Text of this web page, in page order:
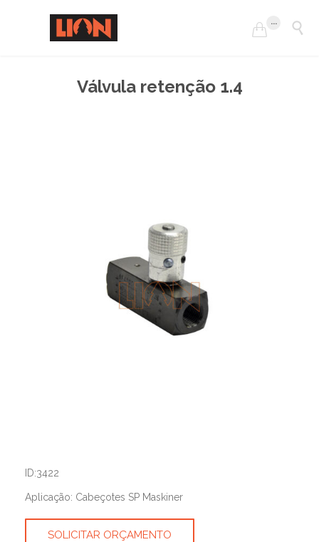

... 
Válvula retenção 1.4
ID:3422
Aplicação: Cabeçotes SP Maskiner
SOLICITAR ORÇAMENTO